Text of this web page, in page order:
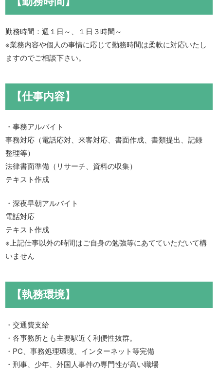
勤務時間：週１日～、１日３時間～
※業務内容や個人の事情に応じて勤務時間は柔軟に対応いたし
ますのでご相談下さい。
【仕事内容】
・事務アルバイト
事務対応（電話応対、来客対応、書面作成、書類提出、記録
整理等）
法律書面準備（リサーチ、資料の収集）
テキスト作成
・深夜早朝アルバイト
電話対応
テキスト作成
※上記仕事以外の時間はご自身の勉強等にあてていただいて構
いません
【執務環境】
・交通費支給
・各事務所とも主要駅近く利便性抜群。
・PC、事務処理環境、インターネット等完備
・刑事、少年、外国人事件の専門性が高い職場